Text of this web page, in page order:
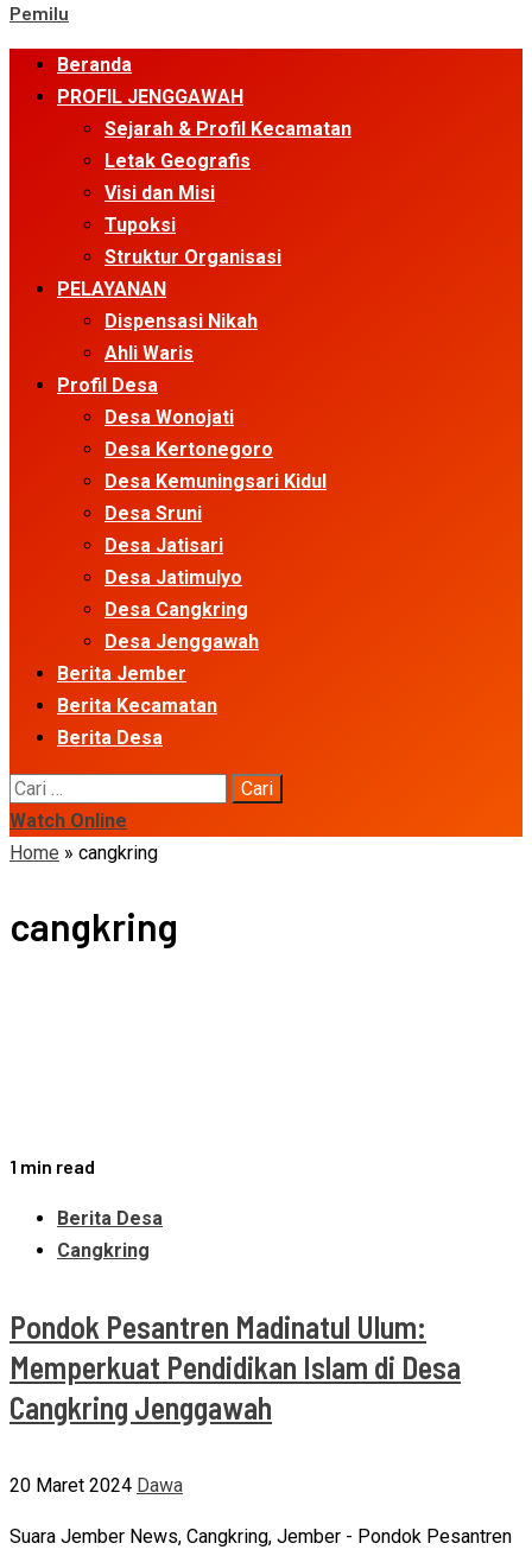
Pemilu
Primary
Menu
Beranda
PROFIL JENGGAWAH
Sejarah & Profil Kecamatan
Letak Geografis
Visi dan Misi
Tupoksi
Struktur Organisasi
PELAYANAN
Dispensasi Nikah
Ahli Waris
Profil Desa
Desa Wonojati
Desa Kertonegoro
Desa Kemuningsari Kidul
Desa Sruni
Desa Jatisari
Desa Jatimulyo
Desa Cangkring
Desa Jenggawah
Berita Jember
Berita Kecamatan
Berita Desa
Cari
untuk:
Watch Online
Home » cangkring
cangkring
1 min read
Berita Desa
Cangkring
Pondok Pesantren Madinatul Ulum:
Memperkuat Pendidikan Islam di Desa
Cangkring Jenggawah
20 Maret 2024 Dawa
Suara Jember News, Cangkring, Jember - Pondok Pesantren